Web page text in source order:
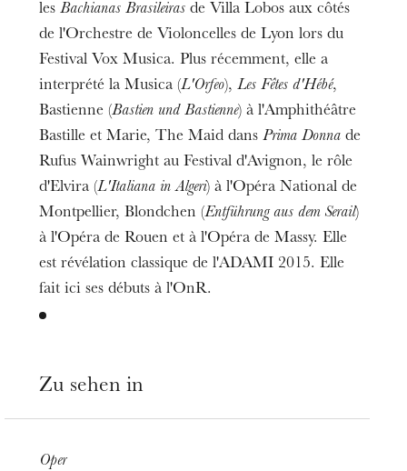
lesBachianas Brasileiras de Villa Lobos aux côtés
de l'Orchestre de Violoncelles de Lyon lors du
Festival Vox Musica. Plus récemment, elle a
interprété la Musica (L'Orfeo),Les Fêtes d'Hébé,
Bastienne (Bastien und Bastienne) à l'Amphithéâtre
Bastille et Marie, The Maid dansPrima Donna de
Rufus Wainwright au Festival d'Avignon, le rôle
d'Elvira (L'Italiana in Algeri) à l'Opéra National de
Montpellier, Blondchen (Entführung aus dem Serail)
à l'Opéra de Rouen et à l'Opéra de Massy. Elle
est révélation classique de l'ADAMI 2015. Elle
fait ici ses débuts à l'OnR.
Zu sehen in
Oper